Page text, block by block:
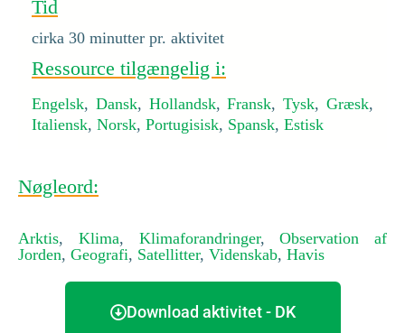
Tid
cirka 30 minutter pr. aktivitet
Ressource tilgængelig i:
Engelsk, Dansk, Hollandsk,Fransk,Tysk,Græsk,
Italiensk, Norsk, Portugisisk, Spansk, Estisk
Nøgleord:
Arktis, Klima, Klimaforandringer,Observation af
Jorden, Geografi, Satellitter, Videnskab, Havis
Download aktivitet - DK